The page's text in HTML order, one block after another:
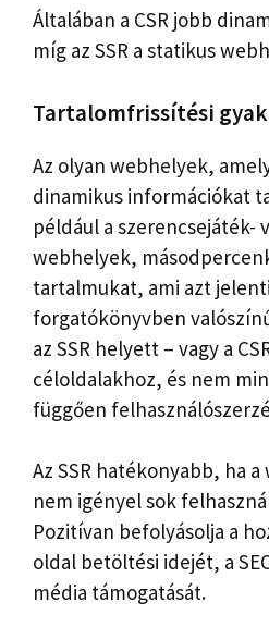
Általában a CSR jobb
míg az SSR a statikus
Tartalomfrissítési
Az olyan webhelyek,
dinamikus információkat
például a szerencsejáték-
webhelyek,
tartalmukat, ami azt
forgatókönyvben
az SSR helyett – vagy a
céloldalakhoz, és nem
függően
Az SSR hatékonyabb, ha
nem igényel sok
Pozitívan befolyásolja a
oldal betöltési idejét, a
média támogatását.